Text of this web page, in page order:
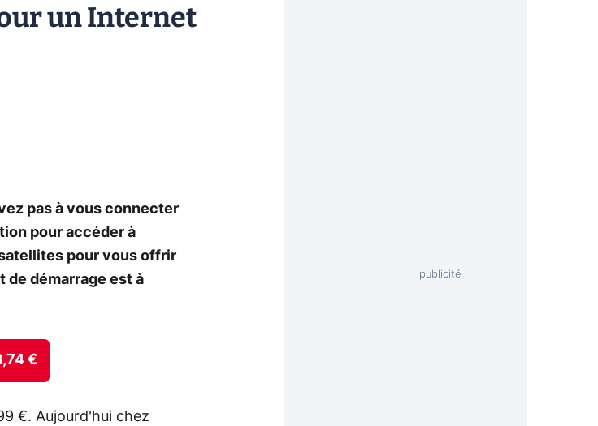
un Internet
pas à vous connecter
pour accéder à
pour vous offrir
de démarrage est à
€
€. Aujourd'hui chez